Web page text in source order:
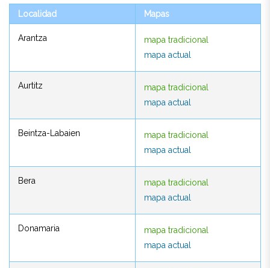
Localidad Mapas
Arantza
mapa tradicional
mapa actual
Aurtitz
mapa tradicional
mapa actual
Beintza-Labaien
mapa tradicional
mapa actual
Bera
mapa tradicional
mapa actual
Donamaria
mapa tradicional
mapa actual
Localidad Mapas
mapa actual
mapa actual
mapa actual
mapa actual
mapa actual